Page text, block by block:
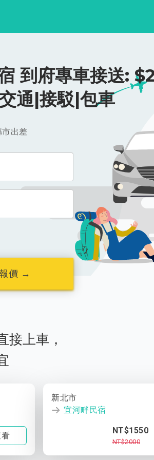
到府專車接送:
通|接駁|包車
出差
價 →
接上車，
新北市
宜河畔民宿
NT$1550
NT$2000